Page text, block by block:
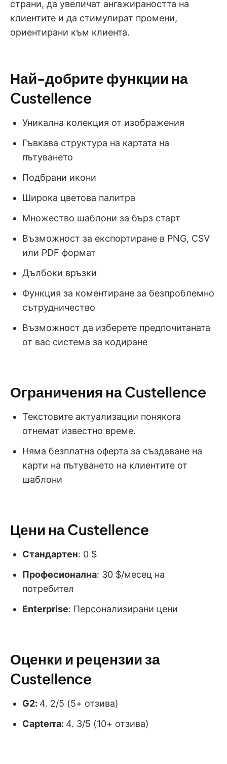
страни, да увеличат ангажираността на
клиентите и да стимулират промени,
ориентирани към клиента.
Най-добрите функции на
Custellence
Уникална колекция от изображения
Гъвкава структура на картата на
пътуването
Подбрани икони
Широка цветова палитра
Множество шаблони за бърз старт
Възможност за експортиране в PNG, CSV
или PDF формат
Дълбоки връзки
Функция за коментиране за безпроблемно
сътрудничество
Възможност да изберете предпочитаната
от вас система за кодиране
Ограничения на Custellence
Текстовите актуализации понякога
отнемат известно време.
Няма безплатна оферта за създаване на
карти на пътуването на клиентите от
шаблони
Цени на Custellence
Стандартен: 0 $
Професионална: 30 $/месец на
потребител
Enterprise: Персонализирани цени
Оценки и рецензии за
Custellence
G2: 4. 2/5 (5+ отзива)
Capterra: 4. 3/5 (10+ отзива)